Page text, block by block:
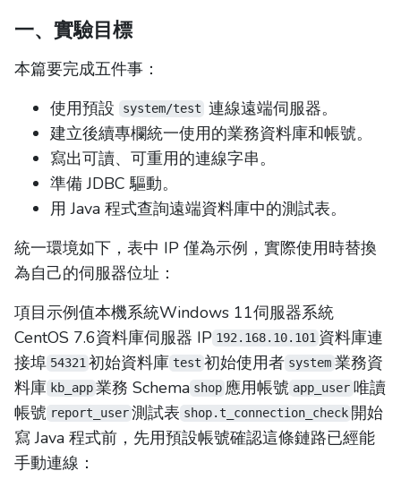
一、實驗目標
本篇要完成五件事：
使用預設
system/test 連線遠端伺服器。
建立後續專欄統一使用的業務資料庫和帳號。
寫出可讀、可重用的連線字串。
準備 JDBC 驅動。
用 Java 程式查詢遠端資料庫中的測試表。
統一環境如下，表中 IP 僅為示例，實際使用時替換
為自己的伺服器位址：
項目示例值本機系統Windows 11伺服器系統
CentOS 7.6資料庫伺服器 IP 192.168.10.101 資料庫連
接埠 54321 初始資料庫 test 初始使用者 system 業務資
料庫 kb_app 業務 Schema shop 應用帳號 app_user 唯讀
帳號 report_user 測試表 shop.t_connection_check 開始
寫 Java 程式前，先用預設帳號確認這條鏈路已經能
手動連線：